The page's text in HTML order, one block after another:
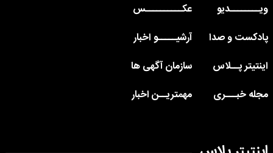
ویــــــــدیو
عکــــــــــس
پادکست و صدا
آرشیـــــو اخبار
اینتیتر پــلاس
سازمان آگهی ها
مجله خبـــری
مهمتریــن اخبار